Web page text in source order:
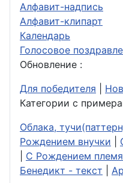
Алфавит-надпись
Алфавит-клипарт
Календарь
Голосовое
Обновление :
Для победителя
Категории с
Облака,
Рождением внучки
С Рождением
Бенедикт - текст